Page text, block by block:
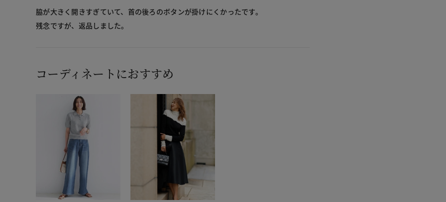
脇が大きく開きすぎていて、首の後ろのボタンが掛けにくかったです。
残念ですが、返品しました。
コーディネートにおすすめ